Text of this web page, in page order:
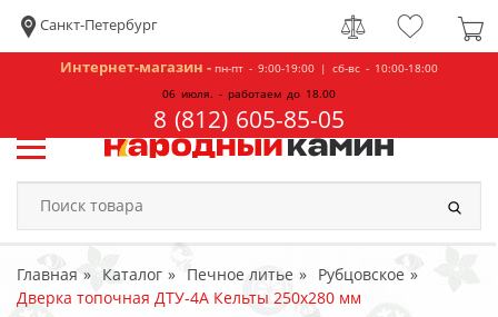
Санкт-Петербург
Интернет-магазин - пн-пт - 9:00-19:00 | сб-вс - 10:00-18:00
06 июля. - работаем до 18.00
8 (812) 605-85-05
Главная Каталог Печное литье
Рубцовское
Дверка топочная ДТУ-4А Кельты 250x280 мм